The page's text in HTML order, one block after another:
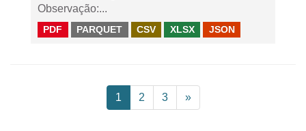
Observação:...
PDF PARQUET CSV XLSX JSON
1 2 3 »